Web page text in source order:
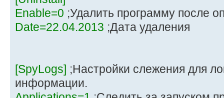
Enable=0 ;Удалить программу после
Date=22.04.2013 ;Дата удаления
[SpyLogs] ;Настройки слежения для
информации.